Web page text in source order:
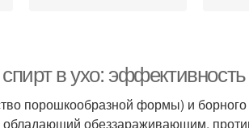
в ухо:
порошкообразной формы) и
обеззараживающим,